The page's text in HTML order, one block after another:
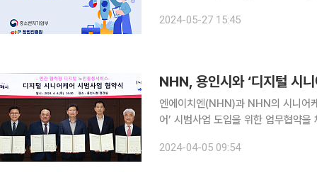
모코그는 혁신적 기술력과 글로벌 진
2024-05-27 15:45
NHN, 용인시와 ‘디지털 시
엔에이치엔(NHN)과 NHN의 시니어
어’ 시범사업 도입을 위한 업무협약을 체결했다고 5일 밝
2024-04-05 09:54